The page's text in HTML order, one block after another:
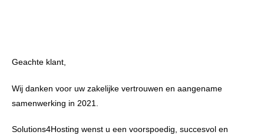
Geachte klant,
Wij danken voor uw zakelijke vertrouwen en aangename
samenwerking in 2021.
Solutions4Hosting wenst u een voorspoedig, succesvol en